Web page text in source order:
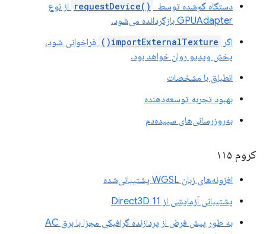
دستگاه گم‌شده توسط
requestDevice() ‎ از نوع
GPUAdapter بازگردانده می‌شود.
اگر
importExternalTexture()
فراخوانی شود،
پخش ویدیو روان خواهد بود.
انطباق با مشخصات
بهبود تجربه توسعه‌دهنده
به‌روزرسانی‌های سپیده‌دم
کروم ۱۱۵
افزونه‌های زبان WGSL پشتیبانی‌شده
پشتیبانی آزمایشی از Direct3D 11
به طور پیش فرض از پردازنده گرافیکی مجزا با برق AC